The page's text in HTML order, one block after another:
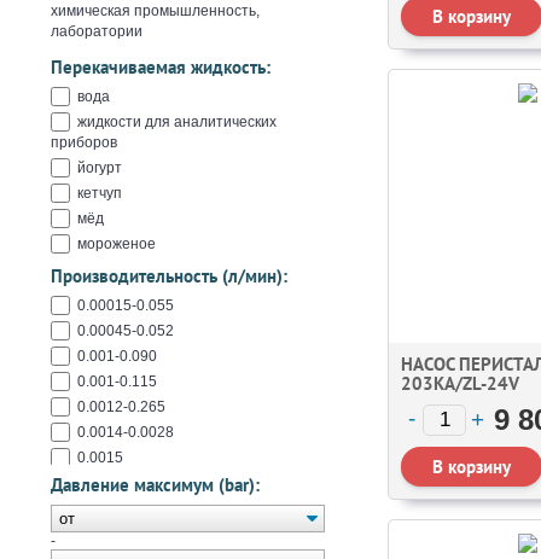
химическая промышленность,
лаборатории
Перекачиваемая жидкость:
вода
жидкости для аналитических
приборов
йогурт
кетчуп
мёд
мороженое
моющие жидкости
Производительность (л/мин):
0.00015-0.055
0.00045-0.052
0.001-0.090
0.001-0.115
0.0012-0.265
0.0014-0.0028
0.0015
0.002-0.050
0.004-0.225
0.004-0.260
Давление максимум (bar):
-
НАСОС
203KA/ZL-24V
9